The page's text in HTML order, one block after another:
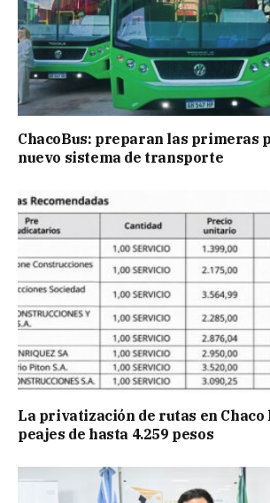
ChacoBus: preparan las primeras
nuevo sistema de transporte
La privatización de rutas en Chaco
peajes de hasta 4.259 pesos